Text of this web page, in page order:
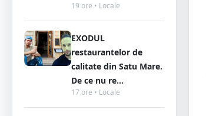
19 ore • Locale
EXODUL
restaurantelor de
calitate din Satu Mare.
De ce nu re...
17 ore • Locale